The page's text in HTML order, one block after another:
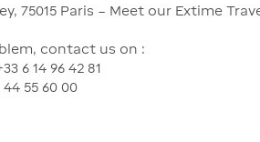
75015 Paris – Meet our Extime
contact us on :
6 14 96 42 81
55 60 00